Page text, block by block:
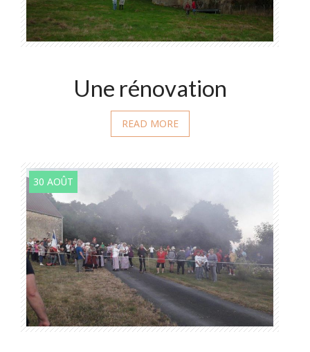
Une rénovation
READ MORE
30 AOÛT